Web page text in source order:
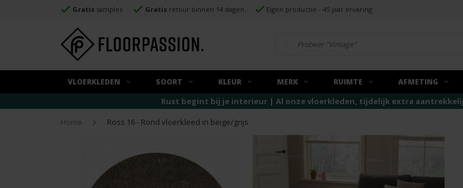
Gratis samples Gratis retour binnen 14 dagen. Eigen productie - 45 jaar ervaring
VLOERKLEDEN SOORT KLEUR MERK RUIMTE AFMETING
Rust begint bij je interieur | Al onze vloerkleden, tijdelijk extra
Home
Ross 16 - Rond vloerkleed in beige/grijs